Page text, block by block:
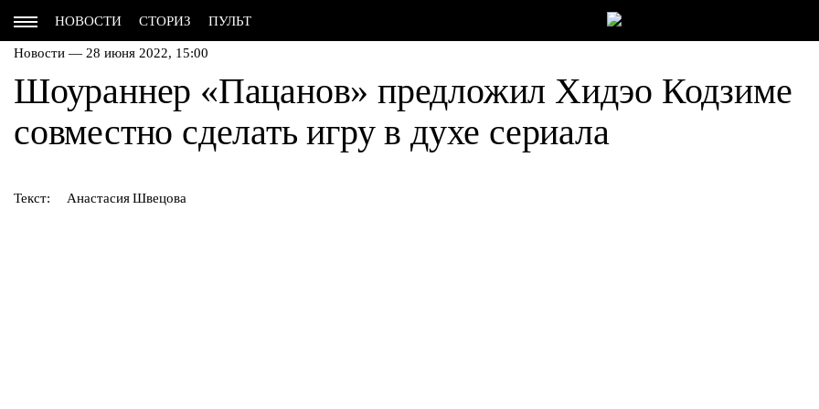
НОВОСТИ СТОРИЗ ПУЛЬТ
Новости — 28 июня 2022, 15:00
Шоураннер «Пацанов» предложил Хидэо Кодзиме
совместно сделать игру в духе сериала
Текст: Анастасия Швецова